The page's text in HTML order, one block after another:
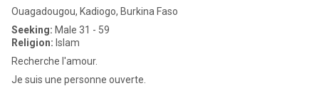
Ouagadougou, Kadiogo, Burkina Faso
Seeking: Male 31 - 59
Religion: Islam
Recherche l'amour.
Je suis une personne ouverte.